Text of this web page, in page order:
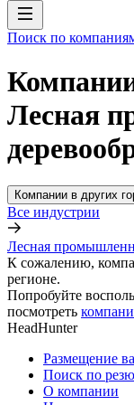
Поиск по
Лесная
Компании в других
Все индустрии
Лесная
К сожалению,
регионе.
Попробуйте
посмотреть
HeadHunter
Размещение
Поиск по
О компании